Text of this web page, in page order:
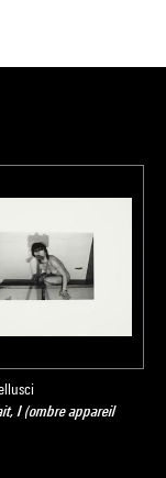
I (ombre appareil